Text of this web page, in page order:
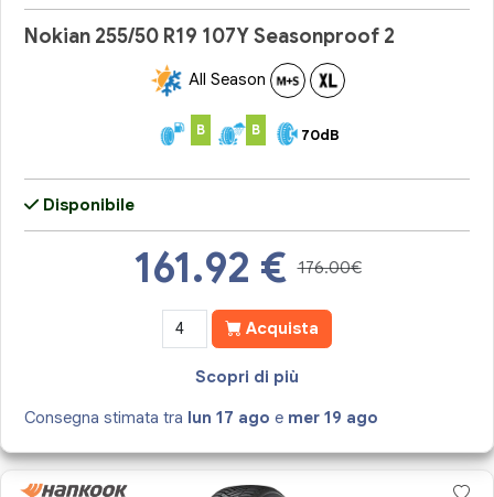
Nokian 255/50 R19 107Y Seasonproof 2
All Season
B B 70dB
Disponibile
161.92 € 176.00€
Acquista
Scopri di più
Consegna stimata tra lun 17 ago e mer 19 ago